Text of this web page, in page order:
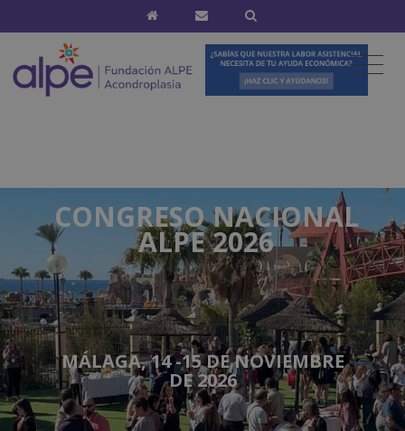
MÁLAGA, 14 -15 DE NOVIEMBRE
DE 2026
CONGRESO NACIONAL
ALPE 2026